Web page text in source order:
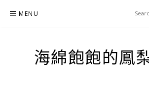
MENU
海綿飽飽的鳳